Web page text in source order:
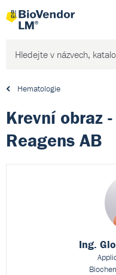
Hematologie
Krevní obraz
Reagens AB
Ing.